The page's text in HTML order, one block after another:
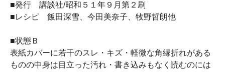
■発行 講談社/昭和５１年９月第２刷
■レシピ 飯田深雪、今田美奈子、牧野哲朗他
■状態Ｂ
表紙カバーに若干のスレ・キズ・軽微な角縁折れがある
ものの中身は目立った汚れ・書き込みもなく読むのには